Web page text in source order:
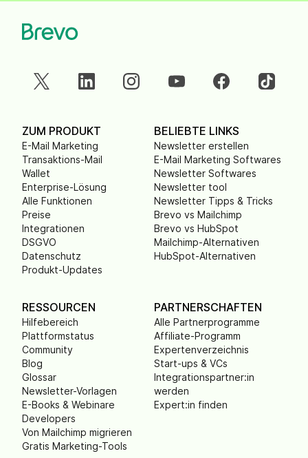
ZUM PRODUKT
E-Mail Marketing
Transaktions-Mail
Wallet
Enterprise-Lösung
Alle Funktionen
Preise
Integrationen
DSGVO
Datenschutz
Produkt-Updates
BELIEBTE LINKS
Newsletter erstellen
E-Mail Marketing Softwares
Newsletter Softwares
Newsletter tool
Newsletter Tipps & Tricks
Brevo vs Mailchimp
Brevo vs HubSpot
Mailchimp-Alternativen
HubSpot-Alternativen
RESSOURCEN
Hilfebereich
Plattformstatus
Community
Blog
Glossar
Newsletter-Vorlagen
E-Books & Webinare
Developers
Von Mailchimp migrieren
Gratis Marketing-Tools
PARTNERSCHAFTEN
Alle Partnerprogramme
Affiliate-Programm
Expertenverzeichnis
Start-ups & VCs
Integrationspartner:in
werden
Expert:in finden